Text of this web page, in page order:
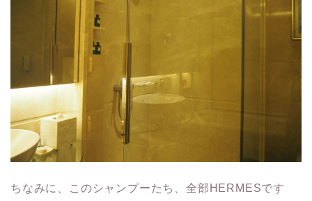
ちなみに、このシャンプーたち、全部HERMESです